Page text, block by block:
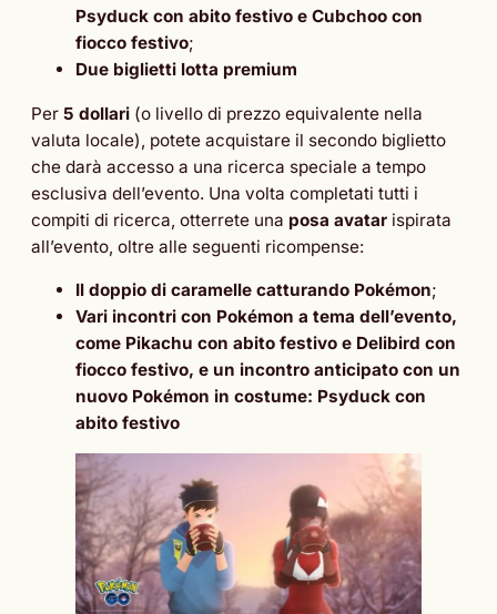
Psyduck con abito festivo e Cubchoo con
fiocco festivo;
Due biglietti lotta premium
Per 5 dollari (o livello di prezzo equivalente nella
valuta locale), potete acquistare il secondo biglietto
che darà accesso a una ricerca speciale a tempo
esclusiva dell’evento. Una volta completati tutti i
compiti di ricerca, otterrete una posa avatar ispirata
all’evento, oltre alle seguenti ricompense:
Il doppio di caramelle catturando Pokémon;
Vari incontri con Pokémon a tema dell’evento,
come Pikachu con abito festivo e Delibird con
fiocco festivo, e un incontro anticipato con un
nuovo Pokémon in costume: Psyduck con
abito festivo